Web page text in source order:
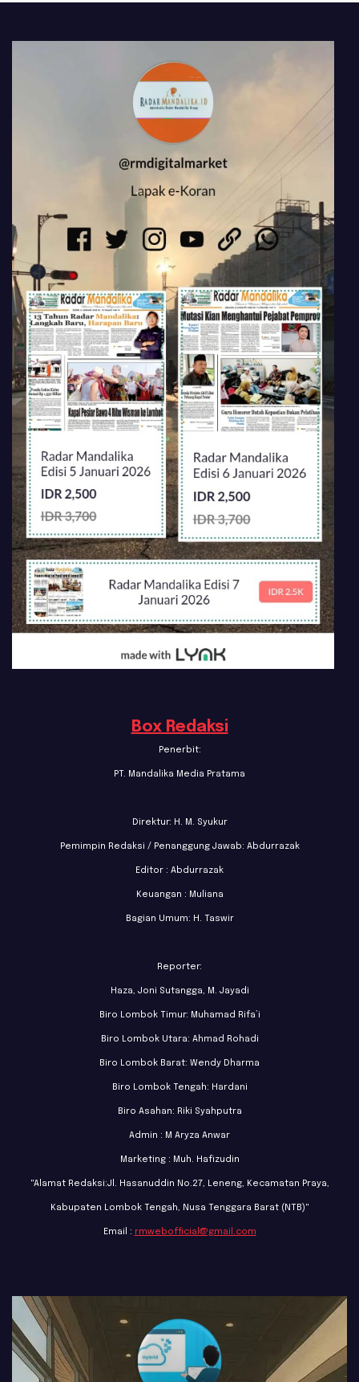
Box Redaksi
Penerbit:
PT. Mandalika Media Pratama
Direktur: H. M. Syukur
Pemimpin Redaksi / Penanggung Jawab: Abdurrazak
Editor : Abdurrazak
Keuangan : Muliana
Bagian Umum: H. Taswir
Reporter:
Haza, Joni Sutangga, M. Jayadi
Biro Lombok Timur: Muhamad Rifa’i
Biro Lombok Utara: Ahmad Rohadi
Biro Lombok Barat: Wendy Dharma
Biro Lombok Tengah: Hardani
Biro Asahan: Riki Syahputra
Admin : M Aryza Anwar
Marketing : Muh. Hafizudin
"Alamat Redaksi:Jl. Hasanuddin No.27, Leneng, Kecamatan Praya,
Kabupaten Lombok Tengah, Nusa Tenggara Barat (NTB)"
Email : rmwebofficial@gmail.com